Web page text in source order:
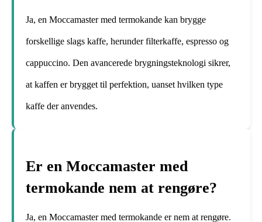
Ja, en Moccamaster med termokande kan brygge
forskellige slags kaffe, herunder filterkaffe, espresso og
cappuccino. Den avancerede brygningsteknologi sikrer,
at kaffen er brygget til perfektion, uanset hvilken type
kaffe der anvendes.
Er en Moccamaster med
termokande nem at rengøre?
Ja, en Moccamaster med termokande er nem at rengøre.